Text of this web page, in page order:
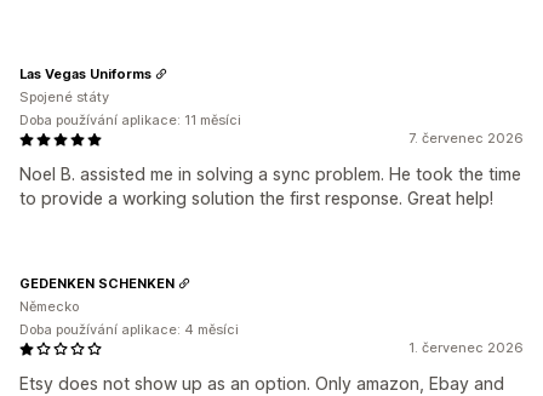
7. červenec 2026
Noel B. assisted me in solving a sync problem. He took the time
to provide a working solution the first response. Great help!
Las Vegas Uniforms
Spojené státy
Doba používání aplikace: 11 měsíci
1. červenec 2026
Etsy does not show up as an option. Only amazon, Ebay and
GEDENKEN SCHENKEN
Německo
Doba používání aplikace: 4 měsíci